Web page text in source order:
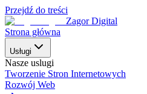
Przejdź do treści
Zagor Digital
Strona główna
Usługi
Nasze uslugi
Tworzenie Stron Internetowych
Rozwój Web